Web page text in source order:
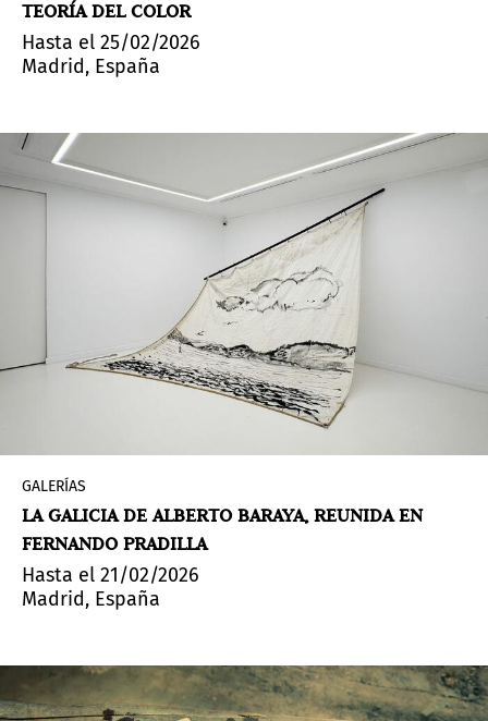
TEORÍA DEL COLOR
Hasta el 25/02/2026
Madrid, España
GALERÍAS
LA GALICIA DE ALBERTO BARAYA, REUNIDA EN
FERNANDO PRADILLA
Hasta el 21/02/2026
Madrid, España